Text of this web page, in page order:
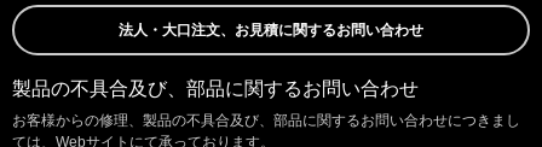
法人・大口注文、お見積に関するお問い合わせ
製品の不具合及び、部品に関するお問い合わせ
お客様からの修理、製品の不具合及び、部品に関するお問い合わせにつきまし
ては、Webサイトにて承っております。